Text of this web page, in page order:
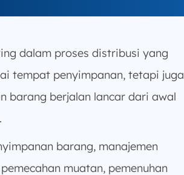
dalam proses distribusi yang
tempat penyimpanan, tetapi juga
barang berjalan lancar dari awal
barang, manajemen
muatan, pemenuhan